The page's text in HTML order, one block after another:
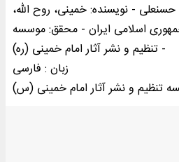
- نویسنده: خمینی‌، روح الله،
جمهوری اسلامی ایران - محقق: موسسه
تنظیم و نشر آثار امام خمینی (ره) -
زبان : فارسی
تنظيم و نشر آثار امام خمينی (س)